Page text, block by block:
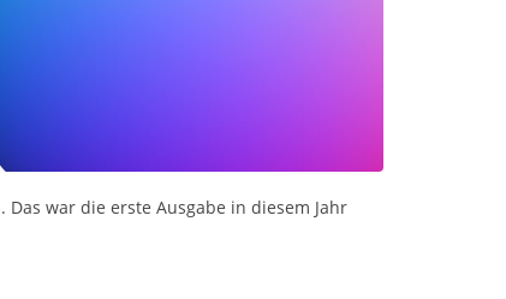
war die erste Ausgabe in diesem Jahr